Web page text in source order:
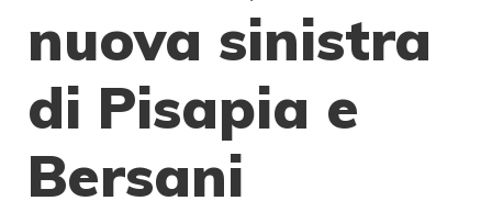
nuova sinistra
di Pisapia e
Bersani